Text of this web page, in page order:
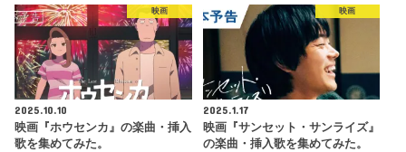
映画
2025.10.10
映画『ホウセンカ』の楽曲・挿入
歌を集めてみた。
映画
2025.1.17
映画『サンセット・サンライズ』
の楽曲・挿入歌を集めてみた。